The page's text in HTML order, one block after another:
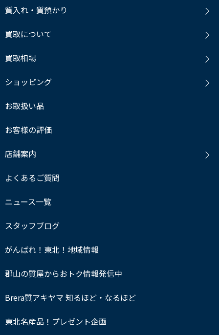
質入れ・質預かり
買取について
買取相場
ショッピング
お取扱い品
お客様の評価
店舗案内
よくあるご質問
ニュース一覧
スタッフブログ
がんばれ！東北！地域情報
郡山の質屋からおトク情報発信中
Brera質アキヤマ 知るほど・なるほど
東北名産品！プレゼント企画